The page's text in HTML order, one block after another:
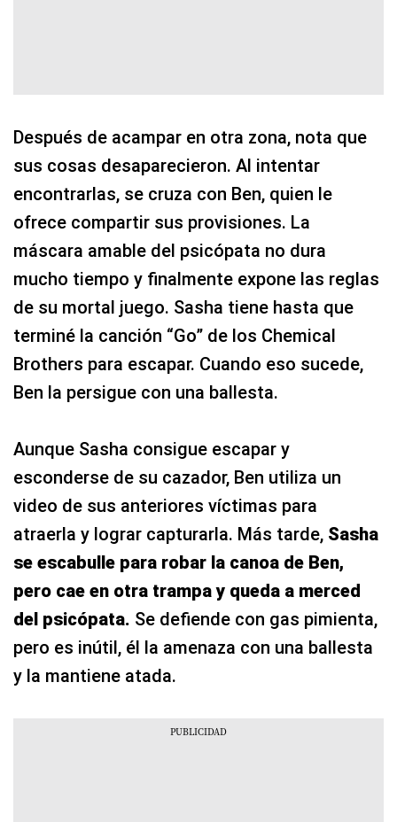
Después de acampar en otra zona, nota que
sus cosas desaparecieron. Al intentar
encontrarlas, se cruza con Ben, quien le
ofrece compartir sus provisiones. La
máscara amable del psicópata no dura
mucho tiempo y finalmente expone las reglas
de su mortal juego. Sasha tiene hasta que
terminé la canción “Go” de los Chemical
Brothers para escapar. Cuando eso sucede,
Ben la persigue con una ballesta.
Aunque Sasha consigue escapar y
esconderse de su cazador, Ben utiliza un
video de sus anteriores víctimas para
atraerla y lograr capturarla. Más tarde, Sasha
se escabulle para robar la canoa de Ben,
pero cae en otra trampa y queda a merced
del psicópata. Se defiende con gas pimienta,
pero es inútil, él la amenaza con una ballesta
y la mantiene atada.